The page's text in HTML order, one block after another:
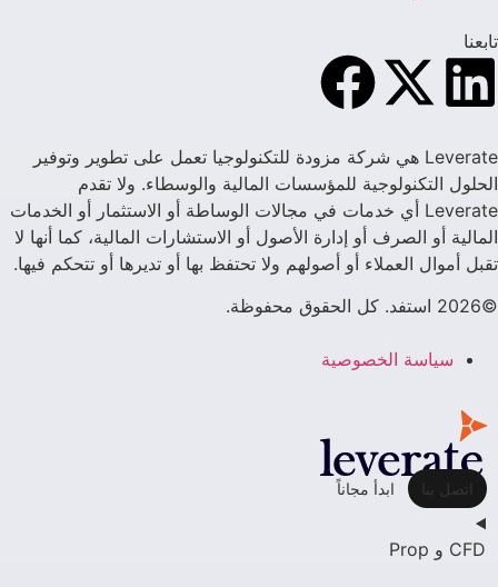
تابعنا
Leverate هي شركة مزودة للتكنولوجيا تعمل على تطوير وتوفير
الحلول التكنولوجية للمؤسسات المالية والوسطاء. ولا تقدم
Leverate أي خدمات في مجالات الوساطة أو الاستثمار أو الخدمات
المالية أو الصرف أو إدارة الأصول أو الاستشارات المالية، كما أنها لا
تقبل أموال العملاء أو أصولهم ولا تحتفظ بها أو تديرها أو تتحكم فيها.
©2026 استفد. كل الحقوق محفوظة.
سياسة الخصوصية
اتصل بنا ابدأ مجاناً
CFD و Prop